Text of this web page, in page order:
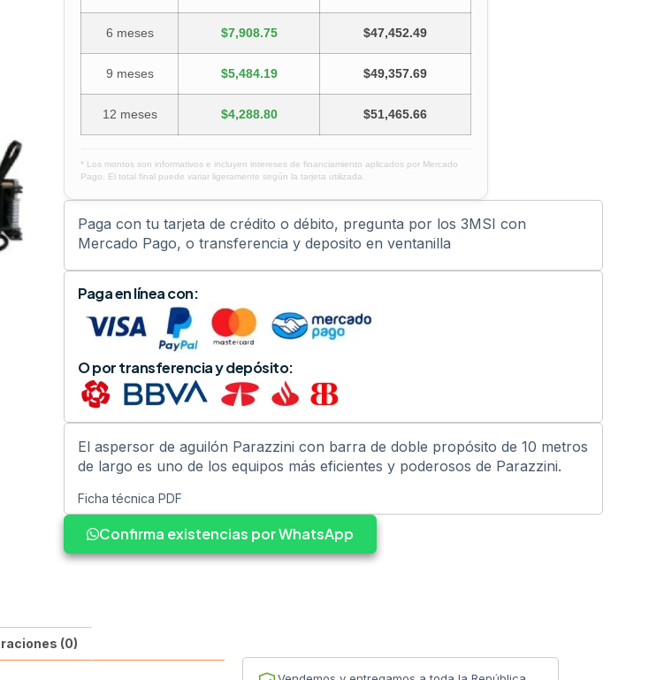
6 meses $7,908.75 $47,452.49
9 meses $5,484.19 $49,357.69
12 meses $4,288.80 $51,465.66
* Los montos son informativos e incluyen intereses de financiamiento aplicados por Mercado
Pago. El total final puede variar ligeramente según la tarjeta utilizada.
Paga con tu tarjeta de crédito o débito, pregunta por los 3MSI con
Mercado Pago, o transferencia y deposito en ventanilla
Paga en línea con:
O por transferencia y depósito:
El aspersor de aguilón Parazzini con barra de doble propósito de 10 metros
de largo es uno de los equipos más eficientes y poderosos de Parazzini.
Ficha técnica PDF
Confirma existencias por WhatsApp
(0)